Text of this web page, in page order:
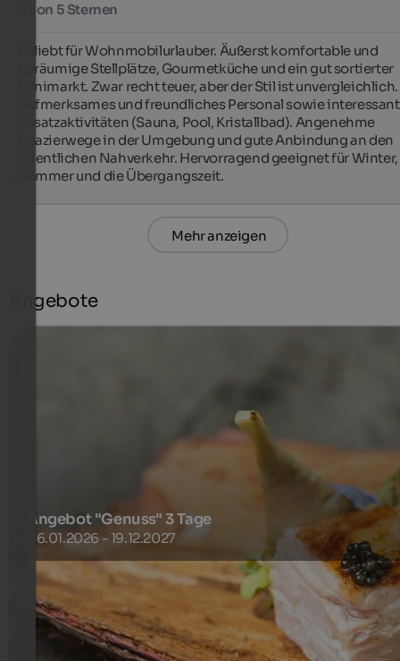
5 von 5 Sternen
Beliebt für Wohnmobilurlauber. Äußerst komfortable und
geräumige Stellplätze, Gourmetküche und ein gut sortierter
Minimarkt. Zwar recht teuer, aber der Stil ist unvergleichlich.
Aufmerksames und freundliches Personal sowie
Zusatzaktivitäten (Sauna, Pool, Kristallbad). Angenehme
Spazierwege in der Umgebung und gute Anbindung an den
öffentlichen Nahverkehr. Hervorragend geeignet für Winter,
Sommer und die Übergangszeit.
Mehr anzeigen
Angebote
Angebot "Genuss" 3 Tage
06.01.2026 - 19.12.2027
Unser Angebot für Genießer auf dem Campingplatz.
Sie sich kulinarisch verwöhnen und genießen Sie
Wellness & SPA.